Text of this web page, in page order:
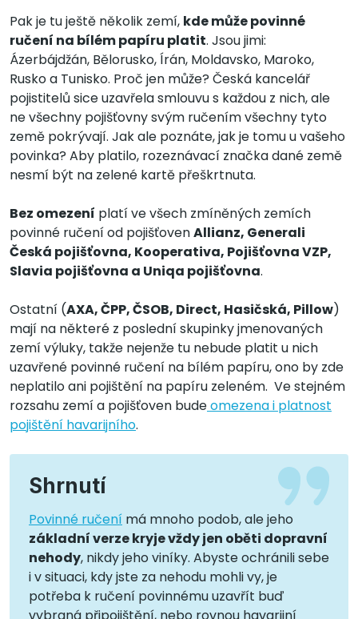
Pak je tu ještě několik zemí, kde může povinné
ručení na bílém papíru platit. Jsou jimi:
Ázerbájdžán, Bělorusko, Írán, Moldavsko, Maroko,
Rusko a Tunisko. Proč jen může? Česká kancelář
pojistitelů sice uzavřela smlouvu s každou z nich, ale
ne všechny pojišťovny svým ručením všechny tyto
země pokrývají. Jak ale poznáte, jak je tomu u vašeho
povinka? Aby platilo, rozeznávací značka dané země
nesmí být na zelené kartě přeškrtnuta.
Bez omezení platí ve všech zmíněných zemích
povinné ručení od pojišťovenAllianz, Generali
Česká pojišťovna, Kooperativa, Pojišťovna VZP,
Slavia pojišťovna a Uniqa pojišťovna.
Ostatní (AXA, ČPP, ČSOB, Direct, Hasičská, Pillow)
mají na některé z poslední skupinky jmenovaných
zemí výluky, takže nejenže tu nebude platit u nich
uzavřené povinné ručení na bílém papíru, ono by zde
neplatilo ani pojištění na papíru zeleném. Ve stejném
rozsahu zemí a pojišťoven budeomezena i platnost
pojištění havarijního.
Shrnutí
Povinné ručení má mnoho podob, ale jeho
základní verze kryje vždy jen oběti dopravní
nehody, nikdy jeho viníky. Abyste ochránili sebe
i v situaci, kdy jste za nehodu mohli vy, je
potřeba k ručení povinnému uzavřít buď
vybraná připojištění, nebo rovnou havarijní